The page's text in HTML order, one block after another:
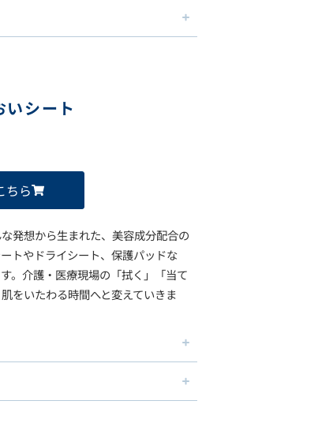
シート
ちら
発想から生まれた、美容成分配合の
トやドライシート、保護パッドな
。介護・医療現場の「拭く」「当て
をいたわる時間へと変えていきま